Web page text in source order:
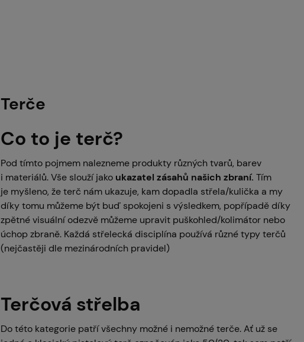
Terče
Co to je terč?
Pod tímto pojmem nalezneme produkty různých tvarů, barev
i materiálů. Vše slouží jako ukazatel zásahů našich zbraní. Tím
je myšleno, že terč nám ukazuje, kam dopadla střela/kulička a my
díky tomu můžeme být buď spokojeni s výsledkem, popřípadě díky
zpětné visuální odezvě můžeme upravit puškohled/kolimátor nebo
úchop zbraně. Každá střelecká disciplína používá různé typy terčů
(nejčastěji dle mezinárodních pravidel)
Terčová střelba
Do této kategorie patří všechny možné i nemožné terče. Ať už se